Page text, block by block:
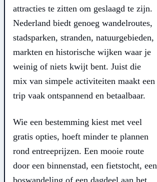
attracties te zitten om geslaagd te zijn.
Nederland biedt genoeg wandelroutes,
stadsparken, stranden, natuurgebieden,
markten en historische wijken waar je
weinig of niets kwijt bent. Juist die
mix van simpele activiteiten maakt een
trip vaak ontspannend en betaalbaar.
Wie een bestemming kiest met veel
gratis opties, hoeft minder te plannen
rond entreeprijzen. Een mooie route
door een binnenstad, een fietstocht, een
boswandeling of een dagdeel aan het